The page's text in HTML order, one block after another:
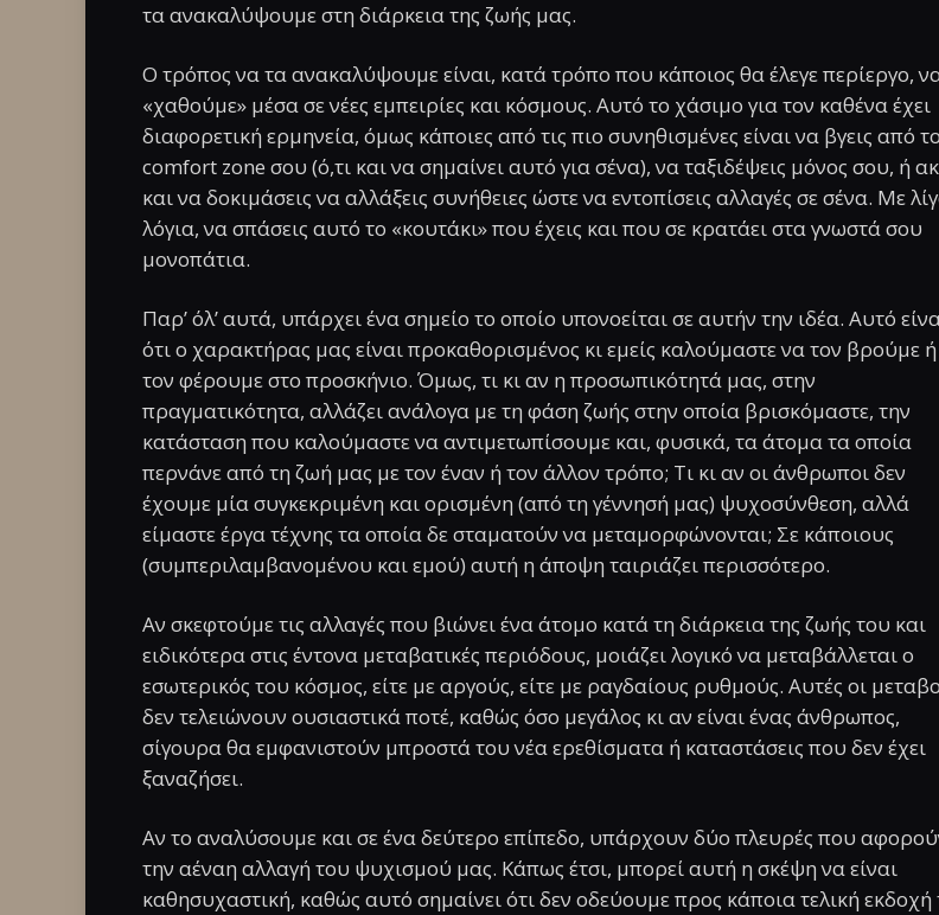
τα ανακαλύψουμε στη διάρκεια της ζωής μας.
Ο τρόπος να τα ανακαλύψουμε είναι, κατά τρόπο που κάποιος θα έλεγε περίεργο,
«χαθούμε» μέσα σε νέες εμπειρίες και κόσμους. Αυτό το χάσιμο για τον καθένα έχει
διαφορετική ερμηνεία, όμως κάποιες από τις πιο συνηθισμένες είναι να βγεις από το
comfort zone σου (ό,τι και να σημαίνει αυτό για σένα), να ταξιδέψεις μόνος σου, ή
και να δοκιμάσεις να αλλάξεις συνήθειες ώστε να εντοπίσεις αλλαγές σε σένα. Με
λόγια, να σπάσεις αυτό το «κουτάκι» που έχεις και που σε κρατάει στα γνωστά σου
μονοπάτια.
Παρ’ όλ’ αυτά, υπάρχει ένα σημείο το οποίο υπονοείται σε αυτήν την ιδέα. Αυτό
ότι ο χαρακτήρας μας είναι προκαθορισμένος κι εμείς καλούμαστε να τον βρούμε
τον φέρουμε στο προσκήνιο. Όμως, τι κι αν η προσωπικότητά μας, στην
πραγματικότητα, αλλάζει ανάλογα με τη φάση ζωής στην οποία βρισκόμαστε, την
κατάσταση που καλούμαστε να αντιμετωπίσουμε και, φυσικά, τα άτομα τα οποία
περνάνε από τη ζωή μας με τον έναν ή τον άλλον τρόπο; Τι κι αν οι άνθρωποι δεν
έχουμε μία συγκεκριμένη και ορισμένη (από τη γέννησή μας) ψυχοσύνθεση, αλλά
είμαστε έργα τέχνης τα οποία δε σταματούν να μεταμορφώνονται; Σε κάποιους
(συμπεριλαμβανομένου και εμού) αυτή η άποψη ταιριάζει περισσότερο.
Αν σκεφτούμε τις αλλαγές που βιώνει ένα άτομο κατά τη διάρκεια της ζωής του και
ειδικότερα στις έντονα μεταβατικές περιόδους, μοιάζει λογικό να μεταβάλλεται ο
εσωτερικός του κόσμος, είτε με αργούς, είτε με ραγδαίους ρυθμούς. Αυτές οι
δεν τελειώνουν ουσιαστικά ποτέ, καθώς όσο μεγάλος κι αν είναι ένας άνθρωπος,
σίγουρα θα εμφανιστούν μπροστά του νέα ερεθίσματα ή καταστάσεις που δεν έχει
ξαναζήσει.
Αν το αναλύσουμε και σε ένα δεύτερο επίπεδο, υπάρχουν δύο πλευρές που
την αέναη αλλαγή του ψυχισμού μας. Κάπως έτσι, μπορεί αυτή η σκέψη να είναι
καθησυχαστική, καθώς αυτό σημαίνει ότι δεν οδεύουμε προς κάποια τελική εκδοχή